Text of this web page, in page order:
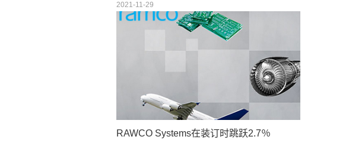
2021-11-29
RAWCO Systems在装订时跳跃2.7％